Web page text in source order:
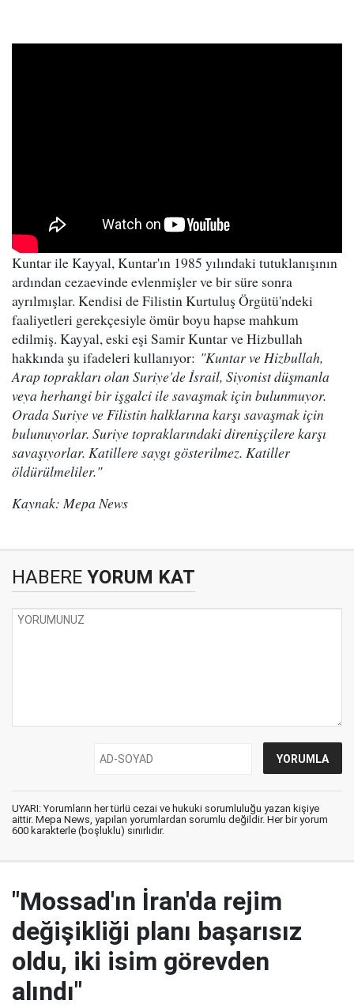
Kuntar ile Kayyal, Kuntar'ın 1985 yılındaki tutuklanışının
ardından cezaevinde evlenmişler ve bir süre sonra
ayrılmışlar. Kendisi de Filistin Kurtuluş Örgütü'ndeki
faaliyetleri gerekçesiyle ömür boyu hapse mahkum
edilmiş. Kayyal, eski eşi Samir Kuntar ve Hizbullah
hakkında şu ifadeleri kullanıyor: "Kuntar ve Hizbullah,
Arap toprakları olan Suriye'de İsrail, Siyonist düşmanla
veya herhangi bir işgalci ile savaşmak için bulunmuyor.
Orada Suriye ve Filistin halklarına karşı savaşmak için
bulunuyorlar. Suriye topraklarındaki direnişçilere karşı
savaşıyorlar. Katillere saygı gösterilmez. Katiller
öldürülmeliler."
Kaynak: Mepa News
HABERE YORUM KAT
UYARI: Yorumların her türlü cezai ve hukuki sorumluluğu yazan kişiye
aittir. Mepa News, yapılan yorumlardan sorumlu değildir. Her bir yorum
600 karakterle (boşluklu) sınırlıdır.
"Mossad'ın İran'da rejim
değişikliği planı başarısız
oldu, iki isim görevden
alındı"